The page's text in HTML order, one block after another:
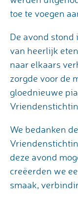
toe te voegen
De avond stond
van heerlijk
naar elkaars
zorgde voor de
gloednieuwe
We bedanken
deze avond
creëerden we
smaak,